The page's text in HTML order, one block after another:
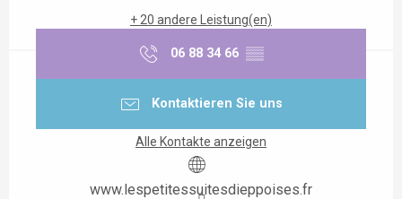
+ 20 andere Leistung(en)
06 88 34 66 ▒▒
Kontaktieren Sie uns
Alle Kontakte anzeigen
www.lespetitessuitesdieppoises.fr